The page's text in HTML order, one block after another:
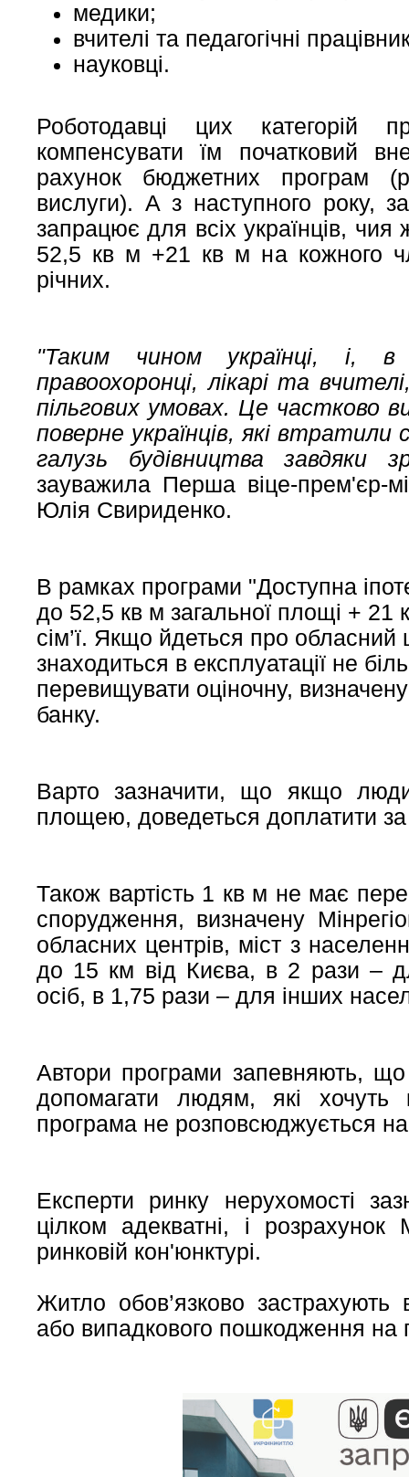
медики;
вчителі та педагогічні
науковці.
Роботодавці цих категорій
компенсувати їм початковий
рахунок бюджетних програм
вислуги). А з наступного року,
запрацює для всіх українців,
52,5 кв м +21 кв м на кожного
річних.
"Таким чином українці, і, в
правоохоронці, лікарі та
пільгових умовах. Це частково
поверне українців, які втратили
галузь будівництва завдяки
зауважила Перша віце-прем'єр-
Юлія Свириденко.
В рамках програми "Доступна
до 52,5 кв м загальної площі + 21
сім’ї. Якщо йдеться про
знаходиться в експлуатації не
перевищувати оціночну,
банку.
Варто зазначити, що якщо
площею, доведеться доплатити за
Також вартість 1 кв м не має
спорудження, визначену
обласних центрів, міст з
до 15 км від Києва, в 2 рази –
осіб, в 1,75 рази – для інших
Автори програми запевняють,
допомагати людям, які хочуть
програма не розповсюджується
Експерти ринку нерухомості
цілком адекватні, і розрахунок
ринковій кон'юнктурі.
Житло обов’язково застрахують
або випадкового пошкодження на